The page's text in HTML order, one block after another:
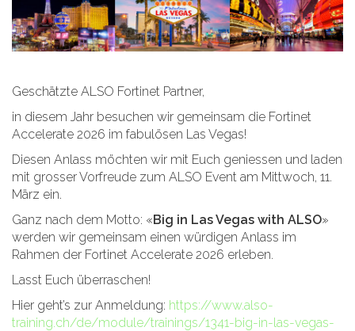
Geschätzte ALSO Fortinet Partner,
in diesem Jahr besuchen wir gemeinsam die Fortinet
Accelerate 2026 im fabulösen Las Vegas!
Diesen Anlass möchten wir mit Euch geniessen und laden
mit grosser Vorfreude zum ALSO Event am Mittwoch, 11.
März ein.
Ganz nach dem Motto: «Big in Las Vegas with ALSO»
werden wir gemeinsam einen würdigen Anlass im
Rahmen der Fortinet Accelerate 2026 erleben.
Lasst Euch überraschen!
Hier geht’s zur Anmeldung: https://www.also-
training.ch/de/module/trainings/1341-big-in-las-vegas-